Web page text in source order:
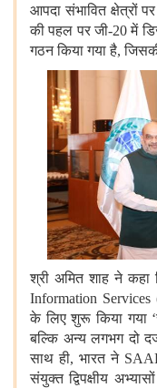
आपदा संभावित क्षेत्रों
की पहल पर जी-20 में
गठन किया गया है,
श्री अमित शाह ने कहा
Information Services
के लिए शुरू किया गया
बल्कि अन्य लगभग दो
साथ ही, भारत ने
संयुक्त द्विपक्षीय